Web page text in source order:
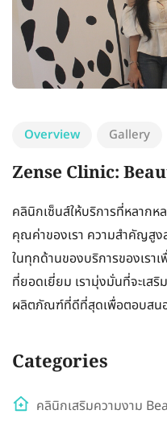
Overview Gallery
Zense Clinic:
คลินิกเซ็นส์ให้บริการที่หลากห
คุณค่าของเรา ความสำคัญสูง
ในทุกด้านของบริการของเรา
ที่ยอดเยี่ยม เรามุ่งมั่นที่จะเส
ผลิตภัณฑ์ที่ดีที่สุดเพื่อตอบสน
Categories
คลินิกเสริมความงาม